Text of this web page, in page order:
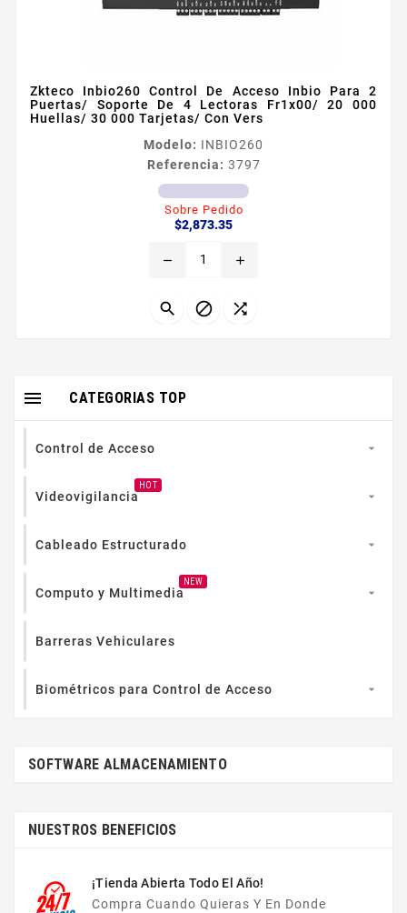
Zkteco Inbio260 Control De Acceso Inbio Para 2
Puertas/ Soporte De 4 Lectoras Fr1x00/ 20 000
Huellas/ 30 000 Tarjetas/ Con Vers
Modelo: INBIO260
Referencia: 3797
Sobre Pedido
$2,873.35Precio
remove add
  
CATEGORIAS TOP

Control de Acceso 
Videovigilancia
HOT

Cableado Estructurado 
Computo y Multimedia
NEW

Barreras Vehiculares
Biométricos para Control de Acceso 
SOFTWARE ALMACENAMIENTO
NUESTROS BENEFICIOS
¡Tienda Abierta Todo El Año!
Compra Cuando Quieras Y En Donde